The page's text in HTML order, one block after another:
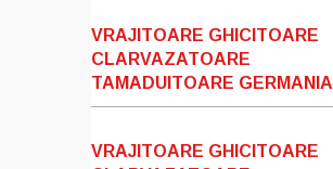
VRAJITOARE GHICITOARE
CLARVAZATOARE
TAMADUITOARE GERMANIA
VRAJITOARE GHICITOARE